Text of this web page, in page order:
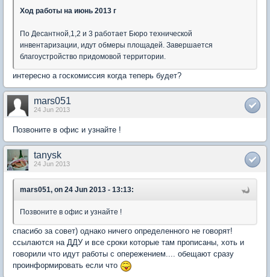
Ход работы на июнь 2013 г
По Десантной,1,2 и 3 работает Бюро технической
инвентаризации, идут обмеры площадей. Завершается
благоустройство придомовой территории.
интересно а госкомиссия когда теперь будет?
mars051
24 Jun 2013
Позвоните в офис и узнайте !
tanysk
24 Jun 2013
mars051, on 24 Jun 2013 - 13:13:
Позвоните в офис и узнайте !
спасибо за совет) однако ничего определенного не говорят!
ссылаются на ДДУ и все сроки которые там прописаны, хоть и
говорили что идут работы с опережением.... обещают сразу
проинформировать если что